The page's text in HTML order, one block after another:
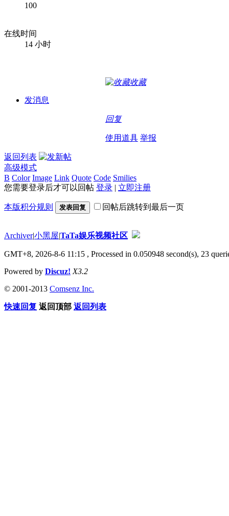
100
在线时间
14 小时
发消息
收藏
回复
使用道具 举报
返回列表
高级模式
B Color Image Link Quote Code Smilies
您需要登录后才可以回帖 登录 | 立即注册
本版积分规则 发表回复 回帖后跳转到最后一页
Archiver|小黑屋|TaTa娱乐视频社区
GMT+8, 2026-8-6 11:15 , Processed in 0.050948 second(s), 23
Powered by Discuz! X3.2
© 2001-2013 Comsenz Inc.
快速回复 返回顶部 返回列表